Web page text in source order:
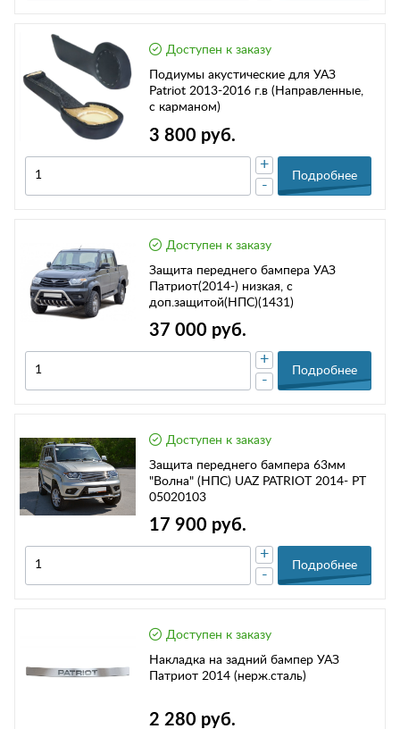
Доступен к заказу
Подиумы акустические для УАЗ
Patriot 2013-2016 г.в (Направленные,
с карманом)
3 800 руб.
-
+
Подробнее
Доступен к заказу
Защита переднего бампера УАЗ
Патриот(2014-) низкая, с
доп.защитой(НПС)(1431)
37 000 руб.
-
+
Подробнее
Доступен к заказу
Защита переднего бампера 63мм
"Волна" (НПС) UAZ PATRIOT 2014- РТ
05020103
17 900 руб.
-
+
Подробнее
Доступен к заказу
Накладка на задний бампер УАЗ
Патриот 2014 (нерж.сталь)
2 280 руб.